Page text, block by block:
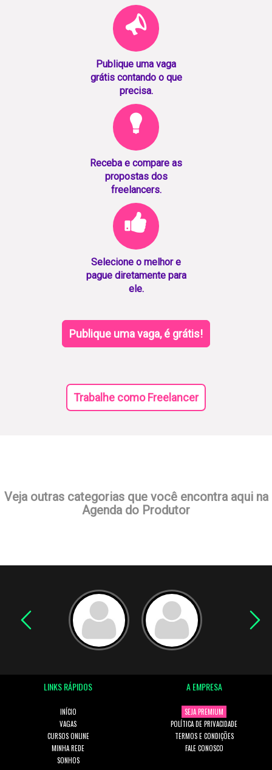
Publique uma vaga
grátis contando o que
precisa.
Receba e compare as
propostas dos
freelancers.
Selecione o melhor e
pague diretamente para
ele.
Publique uma vaga, é grátis!
Trabalhe como Freelancer
Veja outras categorias que você encontra aqui na
Agenda do Produtor
LINKS RÁPIDOS
INÍCIO
VAGAS
CURSOS ONLINE
MINHA REDE
SONHOS
A EMPRESA
SEJA PREMIUM
POLÍTICA DE PRIVACIDADE
TERMOS E CONDIÇÕES
FALE CONOSCO